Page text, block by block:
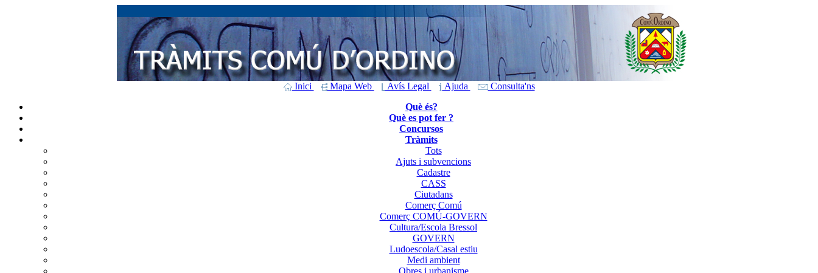
Inici Mapa Web Avís Legal Ajuda
Consulta'ns
Què és?
Què es pot fer ?
Concursos
Tràmits
Tots
Ajuts i subvencions
Cadastre
CASS
Ciutadans
Comerç Comú
Comerç COMÚ-GOVERN
Cultura/Escola Bressol
GOVERN
Ludoescola/Casal estiu
Medi ambient
Obres i urbanisme